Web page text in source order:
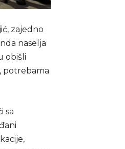
zajedno
naselja
obišli
potrebama
sa